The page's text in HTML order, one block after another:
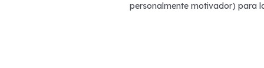
personalmente motivador) para